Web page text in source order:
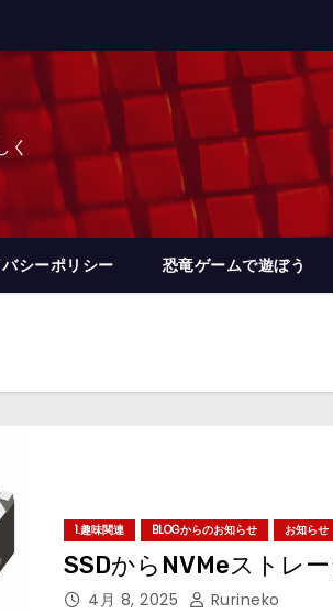
く
シーポリシー 恐竜ゲームで遊ぼう
1.趣味関連 BLOGからのお知らせ お知らせ
SSDからNVMeストレー
4月 8, 2025 Rurineko